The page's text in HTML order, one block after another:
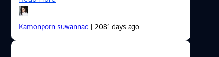
Kamonporn suwannao| 2081 days ago